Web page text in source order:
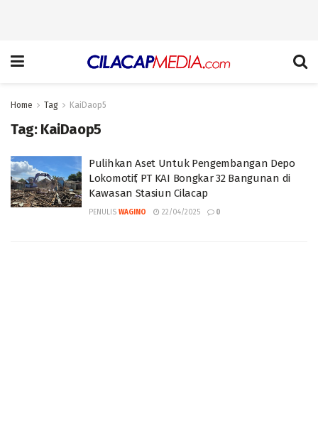
Home Tag KaiDaop5
Tag: KaiDaop5
Pulihkan Aset Untuk Pengembangan Depo
Lokomotif, PT KAI Bongkar 32 Bangunan di
Kawasan Stasiun Cilacap
PENULIS WAGINO 22/04/2025 0